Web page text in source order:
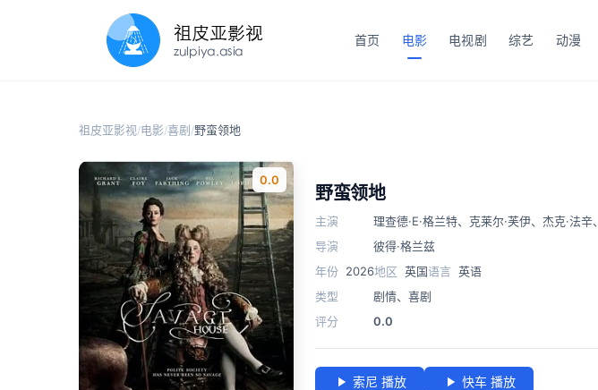
首页 电影 电视剧 综艺 动漫
祖皮亚影视/电影/喜剧/野蛮领地
0.0
野蛮领地
主演 理查德·E·格兰特、 克莱尔·芙伊、 杰克·法辛、
导演
彼得·格兰兹
年份 2026地区 英国语言 英语
类型
剧情、 喜剧
评分
0.0
索尼 播放 快车 播放